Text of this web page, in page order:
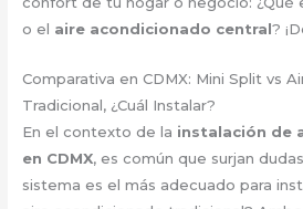
o el aire acondicionado central?
Comparativa en CDMX: Mini Split vs
Tradicional, ¿Cuál Instalar?
En el contexto de la instalación de
en CDMX, es común que surjan
sistema es el más adecuado para